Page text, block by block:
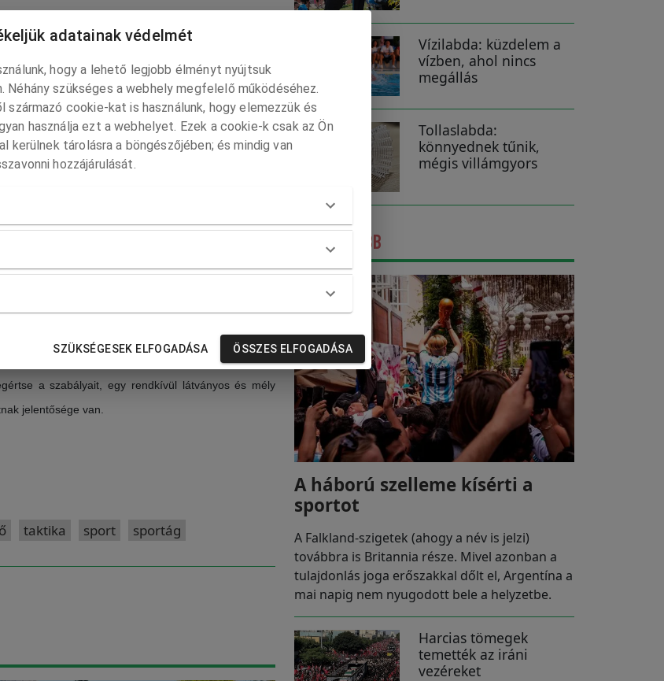
például a kosárlabdához vagy a röplabdához
Itt viszont az ütközések a játék természetes részét
Egy-egy akció csak néhány másodpercig tart, majd
Ez a ritmus eltér a gyors, megszakítás nélküli
jobban átlássák a játékot – és persze fokozza a
amely nemcsak sportesemény, hanem kulturális
ez az év egyik legfontosabb eseménye.
meg erőt, gyorsaságot és pontos együttműködést.
egység tökéletes összhangja szükséges. Egy jól
áll.
amely jelentősen eltér az európai labdajátékoktól,
a szabályait, egy rendkívül látványos és mély
jelentősége van.
taktika sport sportág
Vízilabda: küzdelem a
vízben, ahol nincs
megállás
Tollaslabda:
könnyednek tűnik,
mégis villámgyors
LEGFRISSEBB
A háború szelleme kísérti a
sportot
A Falkland-szigetek (ahogy a név is jelzi)
továbbra is Britannia része. Mivel azonban a
tulajdonlás joga erőszakkal dőlt el, Argentína a
mai napig nem nyugodott bele a helyzetbe.
Harcias tömegek
temették az iráni
vezéreket
adatainak védelmét
hogy a lehető legjobb élményt nyújtsuk
Néhány szükséges a webhely megfelelő működéséhez.
származó cookie-kat is használunk, hogy elemezzük és
használja ezt a webhelyet. Ezek a cookie-k csak az Ön
kerülnek tárolásra a böngészőjében; és mindig van
hozzájárulását.
SZÜKSÉGESEK ELFOGADÁSA ÖSSZES ELFOGADÁSA